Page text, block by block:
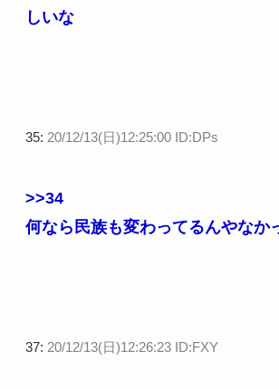
しいな
35: 20/12/13(日)12:25:00 ID:DPs
>>34
何なら民族も変わってるんやなか
37: 20/12/13(日)12:26:23 ID:FXY